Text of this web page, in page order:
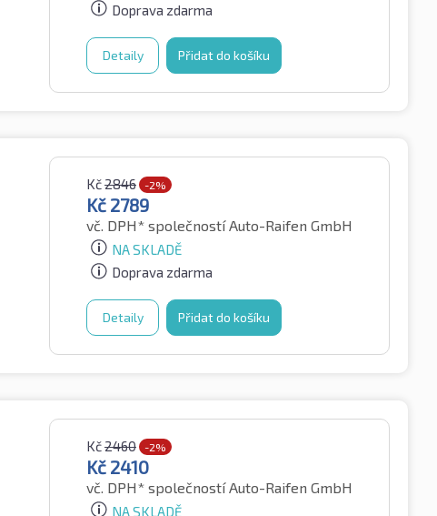
Doprava zdarma
Detaily Přidat do košíku
Kč2846 -2%
Kč 2789
vč. DPH* společností Auto-Raifen GmbH
NA SKLADĚ
Doprava zdarma
Detaily Přidat do košíku
Kč2460 -2%
Kč 2410
vč. DPH* společností Auto-Raifen GmbH
NA SKLADĚ